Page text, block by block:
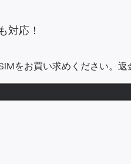
対応！
をお買い求めください。返